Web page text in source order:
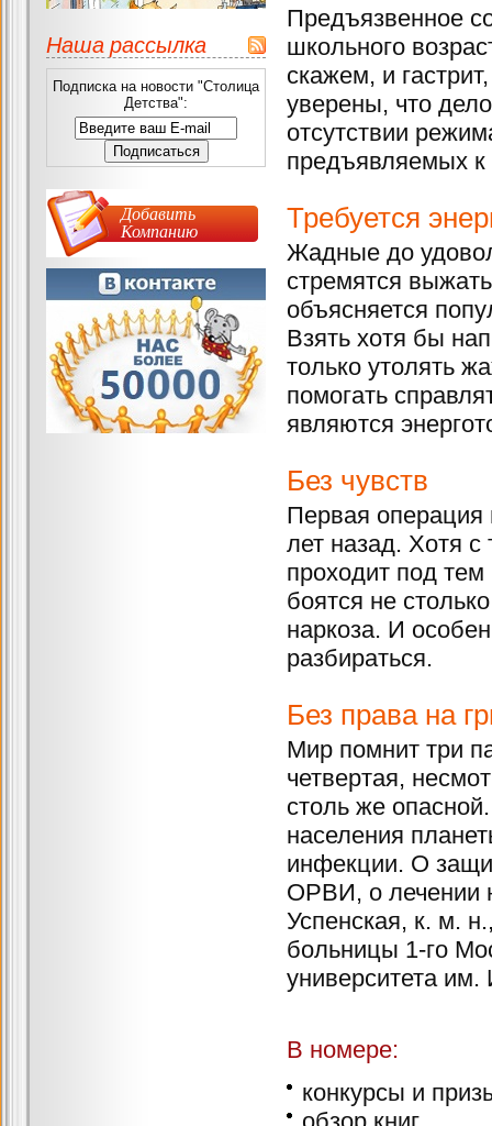
Предъязвенное
школьного
скажем, и
уверены, что
отсутствии
предъявляемых к
Требуется
Жадные до
стремятся
объясняется
Взять хотя бы
только утолять
помогать
являются
Без чувств
Первая
лет назад. Хотя с
проходит под
боятся не
наркоза. И
разбираться.
Без права на
Мир помнит три
четвертая,
столь же
населения
инфекции. О
ОРВИ, о лечении
Успенская, к. м.
больницы 1-го
университета
В номере:
конкурсы и
Наша рассылка
Подписка на новости "Столица
Детства":
Добавить
Компанию